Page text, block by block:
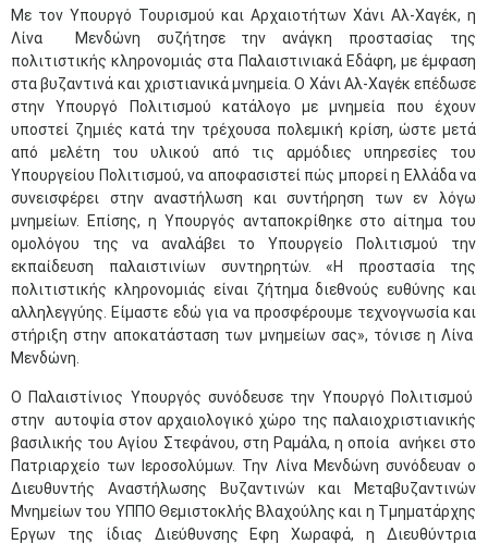
Με τον Υπουργό Τουρισμού και Αρχαιοτήτων Χάνι Αλ-Χαγέκ, η
Λίνα Μενδώνη συζήτησε την ανάγκη προστασίας της
πολιτιστικής κληρονομιάς στα Παλαιστινιακά Εδάφη, με έμφαση
στα βυζαντινά και χριστιανικά μνημεία. Ο Χάνι Αλ-Χαγέκ επέδωσε
στην Υπουργό Πολιτισμού κατάλογο με μνημεία που έχουν
υποστεί ζημιές κατά την τρέχουσα πολεμική κρίση, ώστε μετά
από μελέτη του υλικού από τις αρμόδιες υπηρεσίες του
Υπουργείου Πολιτισμού, να αποφασιστεί πώς μπορεί η Ελλάδα να
συνεισφέρει στην αναστήλωση και συντήρηση των εν λόγω
μνημείων. Επίσης, η Υπουργός ανταποκρίθηκε στο αίτημα του
ομολόγου της να αναλάβει το Υπουργείο Πολιτισμού την
εκπαίδευση παλαιστινίων συντηρητών. «Η προστασία της
πολιτιστικής κληρονομιάς είναι ζήτημα διεθνούς ευθύνης και
αλληλεγγύης. Είμαστε εδώ για να προσφέρουμε τεχνογνωσία και
στήριξη στην αποκατάσταση των μνημείων σας», τόνισε η Λίνα
Μενδώνη.
Ο Παλαιστίνιος Υπουργός συνόδευσε την Υπουργό Πολιτισμού
στην αυτοψία στον αρχαιολογικό χώρο της παλαιοχριστιανικής
βασιλικής του Αγίου Στεφάνου, στη Ραμάλα, η οποία ανήκει στο
Πατριαρχείο των Ιεροσολύμων. Την Λίνα Μενδώνη συνόδευαν ο
Διευθυντής Αναστήλωσης Βυζαντινών και Μεταβυζαντινών
Μνημείων του ΥΠΠΟ Θεμιστοκλής Βλαχούλης και η Τμηματάρχης
Εργων της ίδιας Διεύθυνσης Εφη Χωραφά, η Διευθύντρια